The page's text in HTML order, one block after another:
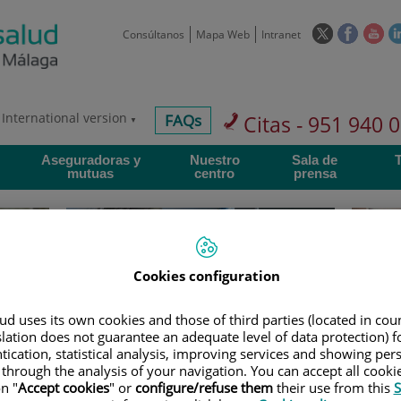
Consúltanos Mapa Web Intranet
Este
una
ventana
nueva.
Este
una
ventana
International version
centros-FAQs Citas - 951 940
Aseguradoras y
mutuas
Nuestro
centro
Sala de
prensa
Teléfono de atención al usuario900 301 013
Cookies configuration
uses its own cookies and those of third parties (located in
does not guarantee an adequate level of data protection)
statistical analysis, improving services and showing
the analysis of your navigation. You can accept all
"Accept cookies" or configure/refuse themtheir use from this